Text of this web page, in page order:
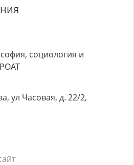
социология и
ул Часовая, д. 22/2,